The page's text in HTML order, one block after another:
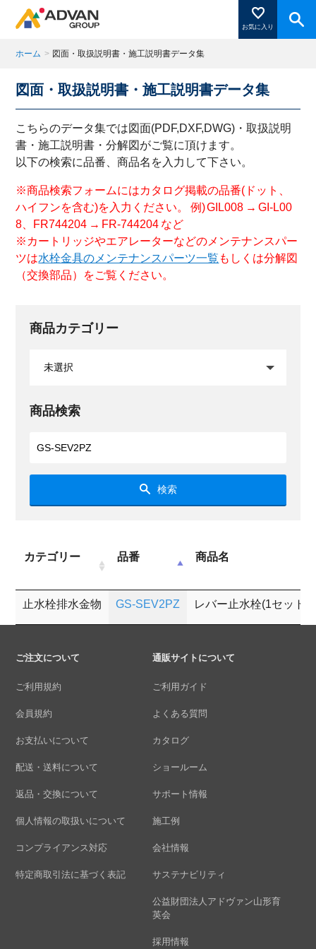
お気に入り
商品ページにある「お気に入り登録」を押すと登録した
商品がここに表示されます。
ホーム > 図面・取扱説明書・施工説明書データ集
図面・取扱説明書・施工説明書データ集
こちらのデータ集では図面(PDF,DXF,DWG)・取扱説明
書・施工説明書・分解図がご覧に頂けます。
以下の検索に品番、商品名を入力して下さい。
※商品検索フォームにはカタログ掲載の品番(ドット、
ハイフンを含む)を入力ください。 例) GIL008 → GI-L00
8、FR744204 → FR-744204 など
※カートリッジやエアレーターなどのメンテナンスパー
ツは水栓金具のメンテナンスパーツ一覧 もしくは分解図
（交換部品）をご覧ください。
商品カテゴリー
商品検索
検索
カテゴリー 品番 商品名
止水栓排水金物 GS-SEV2PZ レバー止水栓(1セット2
ご注文について
ご利用規約
会員規約
お支払いについて
配送・送料について
返品・交換について
個人情報の取扱いについて
コンプライアンス対応
特定商取引法に基づく表記
通販サイトについて
ご利用ガイド
よくある質問
カタログ
ショールーム
サポート情報
施工例
会社情報
サステナビリティ
公益財団法人アドヴァン山形育
英会
採用情報